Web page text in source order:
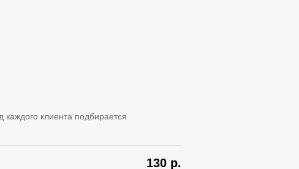
клиента подбирается
130 р.